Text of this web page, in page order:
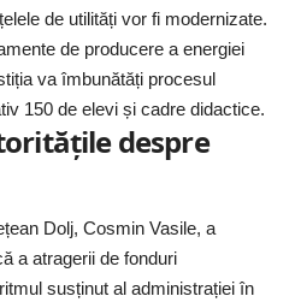
de utilități vor fi modernizate.
de producere a energiei
va îmbunătăți procesul
150 de elevi și cadre didactice.
despre
Dolj, Cosmin Vasile, a
a atragerii de fonduri
susținut al administrației în